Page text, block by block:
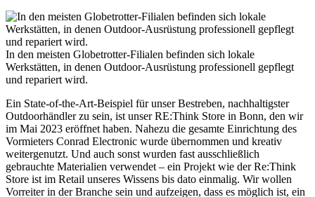
In den meisten Globetrotter-Filialen befinden sich lokale
Werkstätten, in denen Outdoor-Ausrüstung professionell gepflegt
und repariert wird.
Ein State-of-the-Art-Beispiel für unser Bestreben, nachhaltigster
Outdoorhändler zu sein, ist unser RE:Think Store in Bonn, den wir
im Mai 2023 eröffnet haben. Nahezu die gesamte Einrichtung des
Vormieters Conrad Electronic wurde übernommen und kreativ
weitergenutzt. Und auch sonst wurden fast ausschließlich
gebrauchte Materialien verwendet – ein Projekt wie der Re:Think
Store ist im Retail unseres Wissens bis dato einmalig. Wir wollen
Vorreiter in der Branche sein und aufzeigen, dass es möglich ist, ein